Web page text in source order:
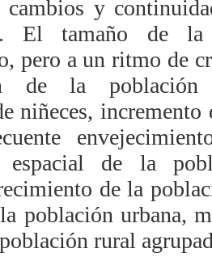
cambios y
El tamaño de
pero a un ritmo de
de la población
niñeces, incremento
espacial de la
de la
población urbana,
rural